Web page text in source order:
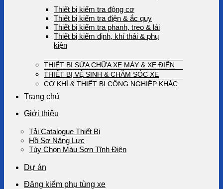
Thiết bị kiểm tra động cơ
Thiết bị kiểm tra điện & ắc quy
Thiết bị kiểm tra phanh, treo & lái
Thiết bị kiểm định, khí thải & phụ
kiện
THIẾT BỊ SỬA CHỮA XE MÁY & XE ĐIỆN
THIẾT BỊ VỆ SINH & CHĂM SÓC XE
CƠ KHÍ & THIẾT BỊ CÔNG NGHIỆP KHÁC
Trang chủ
Giới thiệu
Tải Catalogue Thiết Bị
Hồ Sơ Năng Lực
Tùy Chọn Màu Sơn Tĩnh Điện
Dự án
Đăng kiểm phụ tùng xe